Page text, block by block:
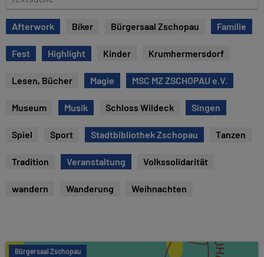
e
x
t
s
u
Afterwork Biker Bürgersaal Zschopau Familie
Fest Highlight Kinder Krumhermersdorf
Lesen, Bücher Magie MSC MZ ZSCHOPAU e.V.
Museum Musik Schloss Wildeck Singen
Spiel Sport Stadtbibliothek Zschopau Tanzen
Tradition Veranstaltung Volkssolidarität
wandern Wanderung Weihnachten
Bürgersaal Zschopau